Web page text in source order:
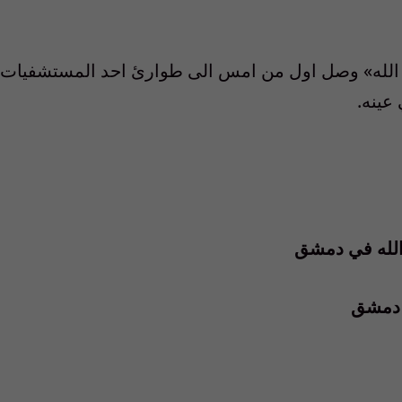
وصل اول من امس الى طوارئ احد المستشفيات
في دمشق
دمشق